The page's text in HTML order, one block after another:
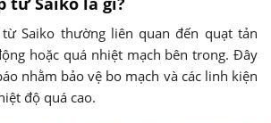
Saiko thường liên quan đến quạt tản
hoặc quá nhiệt mạch bên trong. Đây
nhằm bảo vệ bo mạch và các linh kiện
độ quá cao.